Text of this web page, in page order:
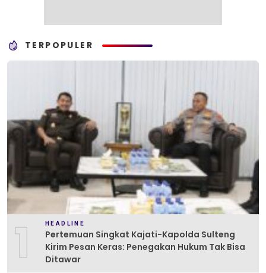
TERPOPULER
1 HEADLINE
Pertemuan Singkat Kajati-Kapolda Sulteng
Kirim Pesan Keras: Penegakan Hukum Tak Bisa
Ditawar